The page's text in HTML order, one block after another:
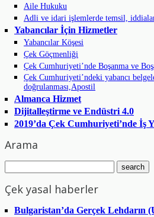
Aile Hukuku
Adli ve idari işlemlerde temsil,
Yabancılar İçin Hizmetler
Yabancılar Köşesi
Çek Göçmenliği
Çek Cumhuriyeti’nde Boşanma ve
Çek Cumhuriyeti’ndeki yabancı
doğrulanması,Apostil
Almanca Hizmet
Dijitalleştirme ve Endüstri 4.0
2019’da Çek Cumhuriyeti’nde İş
Arama
Çek yasal haberler
Bulgaristan’da Gerçek Lehdarın